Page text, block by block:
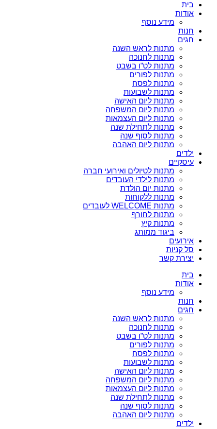
בית
אודות
מידע נוסף
חנות
חגים
מתנות לראש השנה
מתנות לחנוכה
מתנות לט”ו בשבט
מתנות לפורים
מתנות לפסח
מתנות לשבועות
מתנות ליום האישה
מתנות ליום המשפחה
מתנות ליום העצמאות
מתנות לתחילת שנה
מתנות לסוף שנה
מתנות ליום האהבה
ילדים
עיסקיים
מתנות לטיולים ואירועי חברה
מתנות לילדי העובדים
מתנות יום הולדת
מתנות ללקוחות
מתנות WELCOME לעובדים
מתנות לחורף
מתנות קיץ
ביגוד ממותג
אירועים
סל קניות
יצירת קשר
בית
אודות
מידע נוסף
חנות
חגים
מתנות לראש השנה
מתנות לחנוכה
מתנות לט”ו בשבט
מתנות לפורים
מתנות לפסח
מתנות לשבועות
מתנות ליום האישה
מתנות ליום המשפחה
מתנות ליום העצמאות
מתנות לתחילת שנה
מתנות לסוף שנה
מתנות ליום האהבה
ילדים